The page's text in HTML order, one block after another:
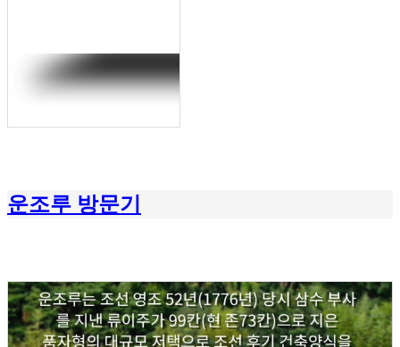
운조루 방문기